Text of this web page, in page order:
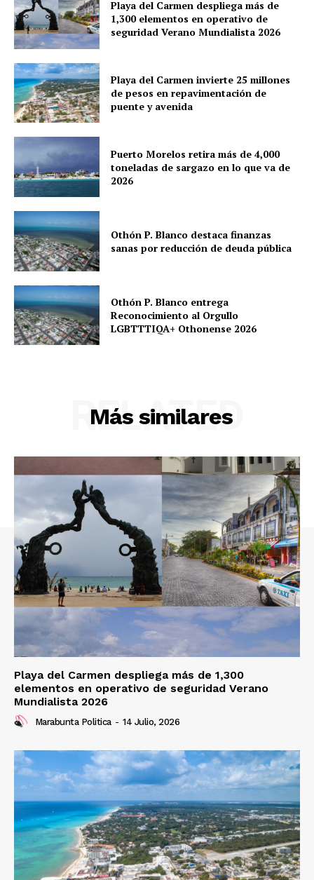
Chetumal
Playa del Carmen
Puerto Morelos
Playa del Carmen despliega más de
1,300 elementos en operativo de
seguridad Verano Mundialista 2026
Playa del Carmen invierte 25 millones
de pesos en repavimentación de
puente y avenida
Puerto Morelos retira más de 4,000
toneladas de sargazo en lo que va de
2026
Othón P. Blanco destaca finanzas
sanas por reducción de deuda pública
Othón P. Blanco entrega
Reconocimiento al Orgullo
LGBTTTIQA+ Othonense 2026
Más similares
RELATED
Playa del Carmen despliega más de 1,300
elementos en operativo de seguridad Verano
Mundialista 2026
Marabunta Politica - 14 Julio, 2026